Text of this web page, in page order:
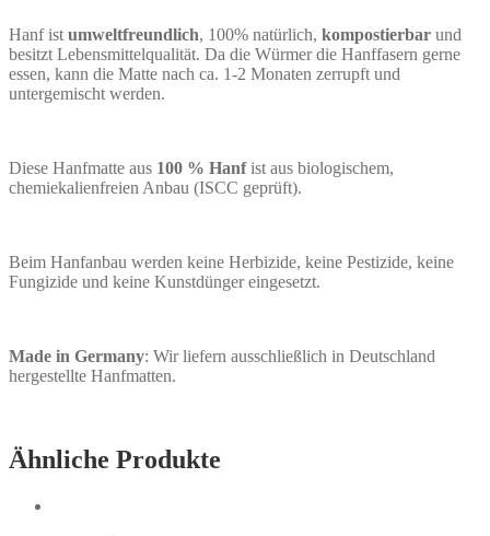
Hanf ist umweltfreundlich, 100% natürlich, kompostierbar und
besitzt Lebensmittelqualität. Da die Würmer die Hanffasern gerne
essen, kann die Matte nach ca. 1-2 Monaten zerrupft und
untergemischt werden.
Diese Hanfmatte aus 100 % Hanfist aus biologischem,
chemiekalienfreien Anbau (ISCC geprüft).
Beim Hanfanbau werden keine Herbizide, keine Pestizide, keine
Fungizide und keine Kunstdünger eingesetzt.
Made in Germany: Wir liefern ausschließlich in Deutschland
hergestellte Hanfmatten.
Ähnliche Produkte